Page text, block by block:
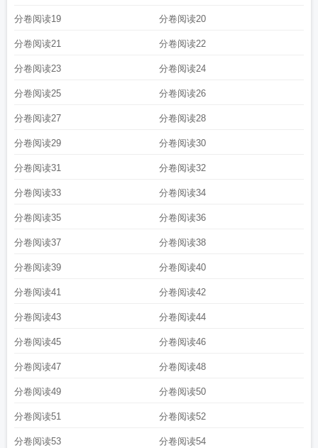
分卷阅读19 分卷阅读20
分卷阅读21 分卷阅读22
分卷阅读23 分卷阅读24
分卷阅读25 分卷阅读26
分卷阅读27 分卷阅读28
分卷阅读29 分卷阅读30
分卷阅读31 分卷阅读32
分卷阅读33 分卷阅读34
分卷阅读35 分卷阅读36
分卷阅读37 分卷阅读38
分卷阅读39 分卷阅读40
分卷阅读41 分卷阅读42
分卷阅读43 分卷阅读44
分卷阅读45 分卷阅读46
分卷阅读47 分卷阅读48
分卷阅读49 分卷阅读50
分卷阅读51 分卷阅读52
分卷阅读53 分卷阅读54